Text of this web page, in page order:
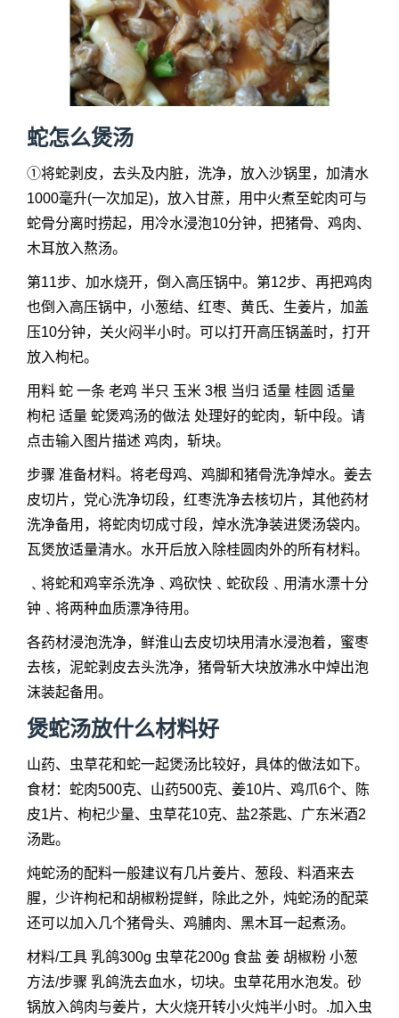
蛇怎么煲汤
①将蛇剥皮，去头及内脏，洗净，放入沙锅里，加清水
1000毫升(一次加足)，放入甘蔗，用中火煮至蛇肉可与
蛇骨分离时捞起，用冷水浸泡10分钟，把猪骨、鸡肉、
木耳放入熬汤。
第11步、加水烧开，倒入高压锅中。第12步、再把鸡肉
也倒入高压锅中，小葱结、红枣、黄氏、生姜片，加盖
压10分钟，关火闷半小时。可以打开高压锅盖时，打开
放入枸杞。
用料 蛇 一条 老鸡 半只 玉米 3根 当归 适量 桂圆 适量
枸杞 适量 蛇煲鸡汤的做法 处理好的蛇肉，斩中段。请
点击输入图片描述 鸡肉，斩块。
步骤 准备材料。将老母鸡、鸡脚和猪骨洗净焯水。姜去
皮切片，党心洗净切段，红枣洗净去核切片，其他药材
洗净备用，将蛇肉切成寸段，焯水洗净装进煲汤袋内。
瓦煲放适量清水。水开后放入除桂圆肉外的所有材料。
﹑将蛇和鸡宰杀洗净﹑鸡砍快﹑蛇砍段﹑用清水漂十分
钟﹑将两种血质漂净待用。
各药材浸泡洗净，鲜淮山去皮切块用清水浸泡着，蜜枣
去核，泥蛇剥皮去头洗净，猪骨斩大块放沸水中焯出泡
沫装起备用。
煲蛇汤放什么材料好
山药、虫草花和蛇一起煲汤比较好，具体的做法如下。
食材：蛇肉500克、山药500克、姜10片、鸡爪6个、陈
皮1片、枸杞少量、虫草花10克、盐2茶匙、广东米酒2
汤匙。
炖蛇汤的配料一般建议有几片姜片、葱段、料酒来去
腥，少许枸杞和胡椒粉提鲜，除此之外，炖蛇汤的配菜
还可以加入几个猪骨头、鸡脯肉、黑木耳一起煮汤。
材料/工具 乳鸽300g 虫草花200g 食盐 姜 胡椒粉 小葱
方法/步骤 乳鸽洗去血水，切块。虫草花用水泡发。砂
锅放入鸽肉与姜片，大火烧开转小火炖半小时。.加入虫